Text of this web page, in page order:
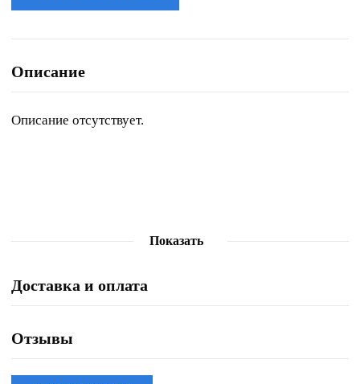
Описание
Описание отсутствует.
Показать
Доставка и оплата
Отзывы